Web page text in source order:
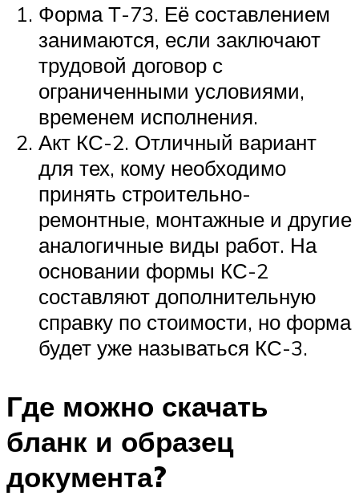
Форма Т-73. Её составлением
занимаются, если заключают
трудовой договор с
ограниченными условиями,
временем исполнения.
Акт КС-2. Отличный вариант
для тех, кому необходимо
принять строительно-
ремонтные, монтажные и другие
аналогичные виды работ. На
основании формы КС-2
составляют дополнительную
справку по стоимости, но форма
будет уже называться КС-3.
Где можно скачать
бланк и образец
документа?